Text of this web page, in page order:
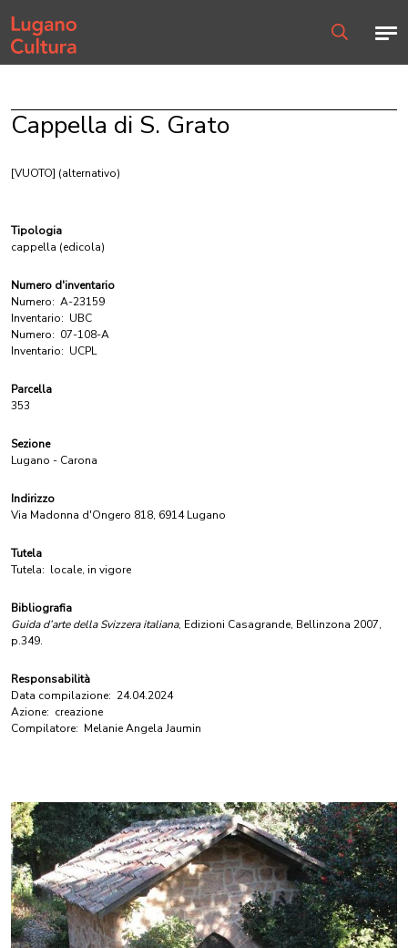
Home page
Cappella di S. Grato
[VUOTO] (alternativo)
Tipologia
cappella (edicola)
Numero d'inventario
Numero: A-23159
Inventario: UBC
Numero: 07-108-A
Inventario: UCPL
Parcella
353
Sezione
Lugano - Carona
Indirizzo
Via Madonna d'Ongero 818, 6914 Lugano
Tutela
Tutela: locale, in vigore
Bibliografia
Guida d’arte della Svizzera italiana, Edizioni Casagrande, Bellinzona 2007,
p.349.
Responsabilità
Data compilazione: 24.04.2024
Azione: creazione
Compilatore: Melanie Angela Jaumin